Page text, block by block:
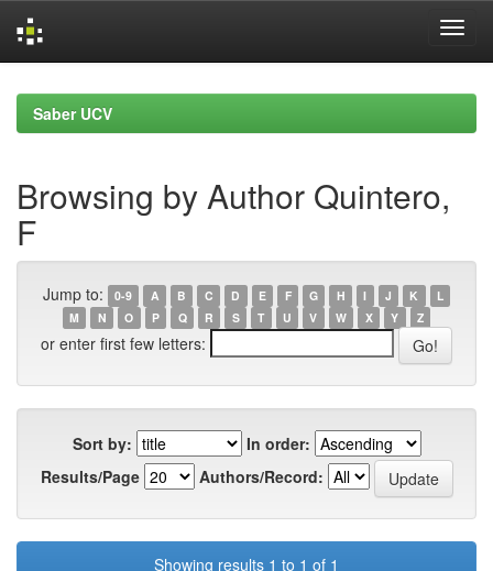
navigationSaber UCV
Browsing by Author Quintero,
F
Jump to: 0-9 A B C D E F G H I J K
L
M
N O P Q R S T U V W X Y Z
or enter first few letters:
Sort by:
In order:
Results/Page
Authors/Record:
Showing results 1 to 1 of 1